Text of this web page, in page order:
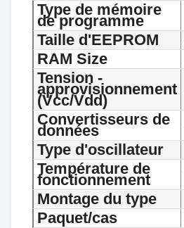
Type de mémoire
de programme
Taille d'EEPROM
RAM Size
Tension -
approvisionnement
(Vcc/Vdd)
Convertisseurs de
données
Type d'oscillateur
Température de
fonctionnement
Montage du type
Paquet/cas